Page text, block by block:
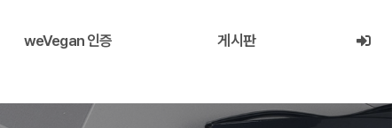
weVegan 인증 게시판